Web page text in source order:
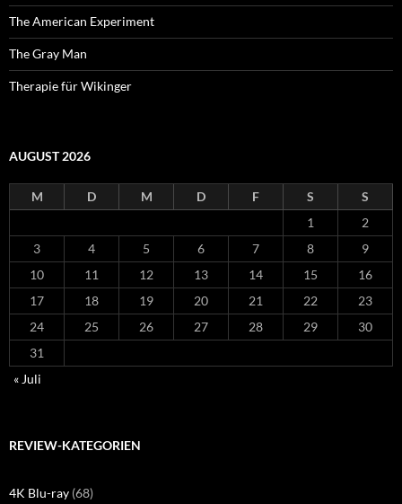
The American Experiment
The Gray Man
Therapie für Wikinger
AUGUST 2026
M D M D F S
S
1
2
3
4 5 6 7 8
9
10
11 12 13 14 15
16
17
18 19 20 21 22
23
24
25 26 27 28 29
30
31
« Juli
REVIEW-KATEGORIEN
4K Blu-ray (68)